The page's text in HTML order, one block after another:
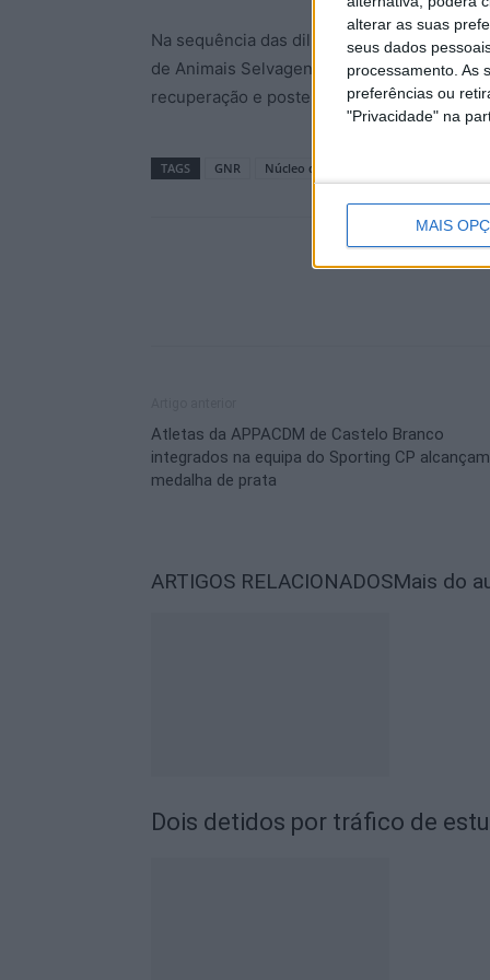
alterar as suas
seus dados
processamento. As
preferências ou
"Privacidade" na
MAIS
Na sequência das diligências, o animal foi
de Animais Selvagens, em Castelo
recuperação e posterior libertação ao seu
TAGS GNR Núcleo de Proteção Ambiental
Atletas da APPACDM de Castelo Branco
integrados na equipa do Sporting CP
medalha de prata
ARTIGOS RELACIONADOSMais do
Dois detidos por tráfico de